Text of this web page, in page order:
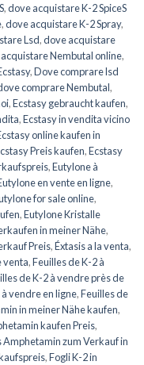
,dove acquistare K-2 SpiceS
,dove acquistare K-2 Spray,
Lsd,dove acquistare
Nembutal online,
,Dove comprare lsd
comprare Nembutal,
,Ecstasy gebraucht kaufen,
,Ecstasy in vendita vicino
online kaufen in
Preis kaufen,Ecstasy
,Eutylone à
en vente en ligne,
for sale online,
,Eutylone Kristalle
in meiner Nähe,
Preis,Éxtasis a la venta,
venta,Feuilles de K-2 à
de K-2 à vendre près de
à vendre en ligne,Feuilles de
in meiner Nähe kaufen,
kaufen Preis,
Amphetamin zum Verkauf in
,Fogli K-2 in